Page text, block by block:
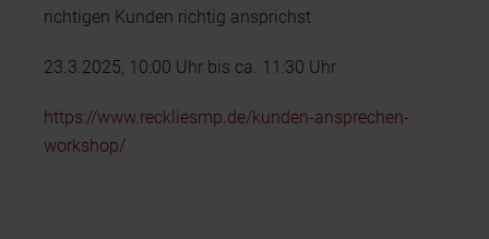
richtigen Kunden richtig ansprichst
23.3.2025, 10:00 Uhr bis ca. 11:30 Uhr
https://www.reckliesmp.de/kunden-ansprechen-
workshop/